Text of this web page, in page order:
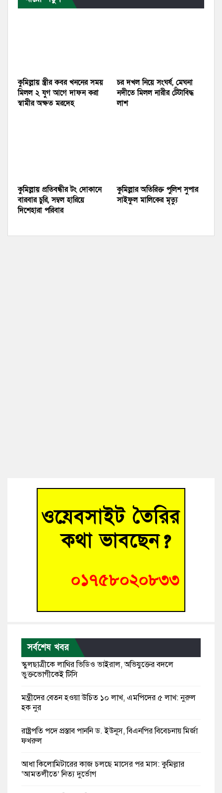
কুমিল্লায় স্ত্রীর কবর খননের সময়
মিলল ২ যুগ আগে দাফন করা
স্বামীর অক্ষত মরদেহ
চর দখল নিয়ে সংঘর্ষ, মেঘনা
নদীতে মিলল নারীর টেঁটাবিদ্ধ
লাশ
কুমিল্লায় প্রতিবন্ধীর টং দোকানে
বারবার চুরি, সম্বল হারিয়ে
দিশেহারা পরিবার
কুমিল্লার অতিরিক্ত পুলিশ সুপার
সাইফুল মালিকের মৃত্যু
সর্বশেষ খবর
স্কুলছাত্রীকে লাথির ভিডিও ভাইরাল, অভিযুক্তের বদলে
ভুক্তভোগীকেই টিসি
মন্ত্রীদের বেতন হওয়া উচিত ১০ লাখ, এমপিদের ৫ লাখ: নুরুল
হক নুর
রাষ্ট্রপতি পদে প্রস্তাব পাননি ড. ইউনূস, বিএনপির বিবেচনায় মির্জা
ফখরুল
আধা কিলোমিটারের কাজ চলছে মাসের পর মাস: কুমিল্লার
‘আমতলীতে’ নিত্য দুর্ভোগ